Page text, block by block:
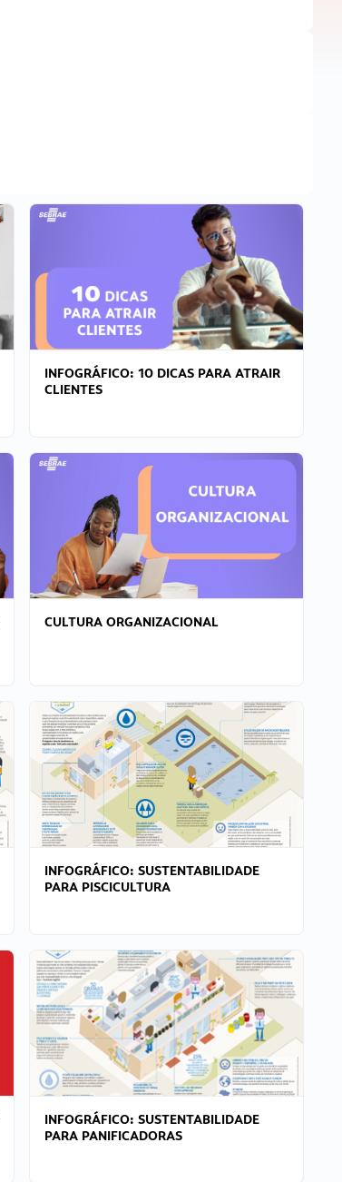
INFOGRÁFICO: 10 DICAS PARA ATRAIR
CLIENTES
CULTURA ORGANIZACIONAL
INFOGRÁFICO: SUSTENTABILIDADE
PARA PISCICULTURA
INFOGRÁFICO: SUSTENTABILIDADE
PARA PANIFICADORAS